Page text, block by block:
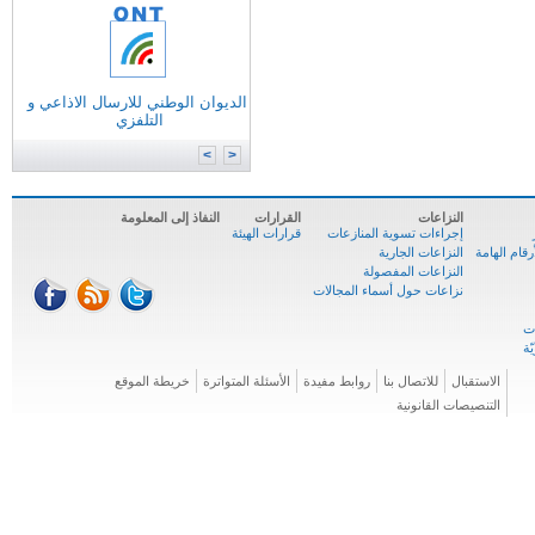
تكنولوجيات الاتصال
الديوان الوطني للارسال الاذاعي و
التلفزي
الهامة
النزاعات
إجراءات تسوية المنازعات
النزاعات الجارية
النزاعات المفصولة
نزاعات حول أسماء المجالات
القرارات
قرارات الهيئة
النفاذ إلى المعلومة
الاستقبال للاتصال بنا روابط مفيدة الأسئلة المتواترة
خريطة الموقع
التنصيصات القانونية